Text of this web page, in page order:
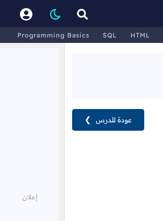
Programming Basics SQL HTML
عودة للدرس ❯